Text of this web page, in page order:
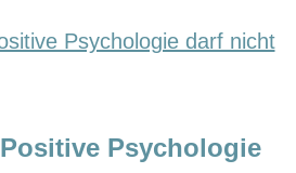
Psychologie